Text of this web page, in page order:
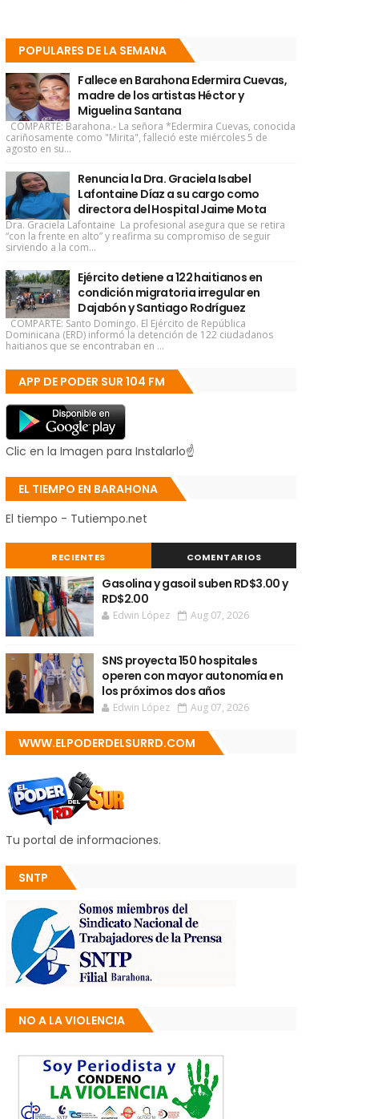
POPULARES DE LA SEMANA
Fallece en Barahona Edermira Cuevas,
madre de los artistas Héctor y
Miguelina Santana
COMPARTE: Barahona.- La señora *Edermira Cuevas, conocida
cariñosamente como "Mirita", falleció este miércoles 5 de
agosto en su...
Renuncia la Dra. Graciela Isabel
Lafontaine Díaz a su cargo como
directora del Hospital Jaime Mota
Dra. Graciela Lafontaine La profesional asegura que se retira
“con la frente en alto” y reafirma su compromiso de seguir
sirviendo a la com...
Ejército detiene a 122 haitianos en
condición migratoria irregular en
Dajabón y Santiago Rodríguez
COMPARTE: Santo Domingo. El Ejército de República
Dominicana (ERD) informó la detención de 122 ciudadanos
haitianos que se encontraban en ...
APP DE PODER SUR 104 FM
Clic en la Imagen para Instalarlo☝
EL TIEMPO EN BARAHONA
El tiempo - Tutiempo.net
RECIENTES COMENTARIOS
Gasolina y gasoil suben RD$3.00 y
RD$2.00
Edwin López Aug 07, 2026
SNS proyecta 150 hospitales
operen con mayor autonomía en
los próximos dos años
Edwin López Aug 07, 2026
WWW.ELPODERDELSURRD.COM
Tu portal de informaciones.
SNTP
NO A LA VIOLENCIA